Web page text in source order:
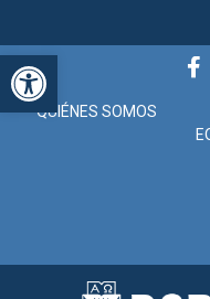
Abrir barra
QUIÉNES SOMOS